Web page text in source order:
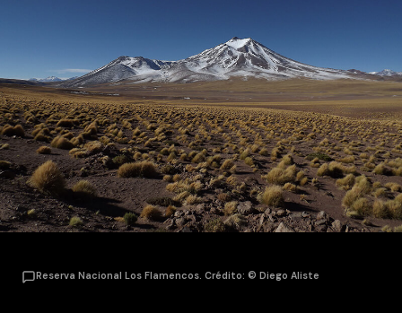
Reserva Nacional Los Flamencos. Crédito: © Diego Aliste